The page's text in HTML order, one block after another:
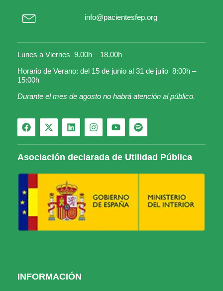
info@pacientesfep.org
Lunes a Viernes 9.00h – 18.00h
Horario de Verano: del 15 de junio al 31 de julio 8:00h –
15:00h
Durante el mes de agosto no habrá atención al público.
Asociación declarada de Utilidad Pública
INFORMACIÓN